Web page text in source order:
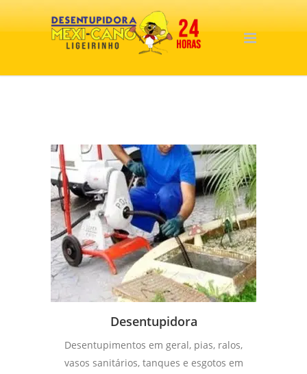
Desentupidora
Desentupimentos em geral, pias, ralos,
vasos sanitários, tanques e esgotos em